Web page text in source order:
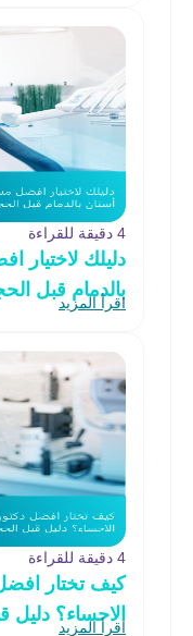
4 دقيقة للقراءة
دليلك
بالدمام قبل
اقرأ المزيد
4 دقيقة للقراءة
كيف تختار
الاحساء؟ دليل
اقرأ المزيد